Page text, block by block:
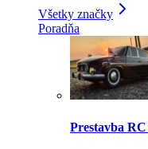
Všetky značky
Poradňa
Prestavba